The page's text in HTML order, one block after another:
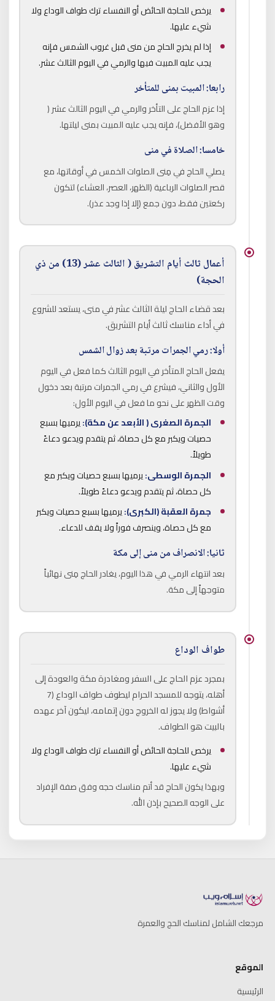
يرخص للحاجة الحائض أو النفساء ترك طواف الوداع ولا
شيء عليها.
إذا لم يخرج الحاج من منى قبل غروب الشمس فإنه
يجب عليه المبيت فيها والرمي في اليوم الثالث عشر.
رابعا: المبيت بمنى للمتأخر
إذا عزم الحاج على التأخر والرمي في اليوم الثالث عشر (
وهو الأفضل)، فإنه يجب عليه المبيت بمنى ليلتها.
خامسا: الصلاة في منى
يصلي الحاج في مِنى الصلوات الخمس في أوقاتها، مع
قصر الصلوات الرباعية (الظهر، العصر، العشاء) لتكون
ركعتين فقط، دون جمع (إلا إذا وجد عذر).
أعمال ثالث أيام التشريق ( الثالث عشر (13) من ذي
الحجة)
بعد قضاء الحاج ليلة الثالث عشر في منى، يستعد للشروع
في أداء مناسك ثالث أيام التشريق.
أولا: رمي الجمرات مرتبة بعد زوال الشمس
يفعل الحاج المتأخر في اليوم الثالث كما فعل في اليوم
الأول والثاني، فيشرع في رمي الجمرات مرتبة بعد دخول
وقت الظهر على نحو ما فعل في اليوم الأول:
الجمرة الصغرى ( الأبعد عن مكة):يرميها بسبع
حصيات ويكبر مع كل حصاة، ثم يتقدم ويدعو دعاءً
طويلاً.
الجمرة الوسطى:يرميها بسبع حصيات ويكبر مع
كل حصاة، ثم يتقدم ويدعو دعاءً طويلاً.
جمرة العقبة (الكبرى):يرميها بسبع حصيات ويكبر
مع كل حصاة، وينصرف فوراً ولا يقف للدعاء.
ثانيا: الانصراف من منى إلى مكة
بعد انتهاء الرمي في هذا اليوم، يغادر الحاج مِنى نهائياً
متوجهاً إلى مكة.
طواف الوداع
بمجرد عزم الحاج على السفر ومغادرة مكة والعودة إلى
أهله، يتوجه للمسجد الحرام ليطوف طواف الوداع (7
أشواط) ولا يجوز له الخروج دون إتمامه، ليكون آخر عهده
بالبيت هو الطواف.
يرخص للحاجة الحائض أو النفساء ترك طواف الوداع ولا
شيء عليها.
وبهذا يكون الحاج قد أتم مناسك حجه وفق صفة الإفراد
على الوجه الصحيح بإذن الله.
مرجعك الشامل لمناسك الحج والعمرة
الموقع
الرئيسية